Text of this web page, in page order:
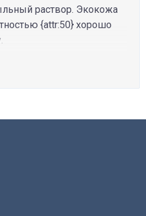
раствор. Экокожа
{attr:50} хорошо